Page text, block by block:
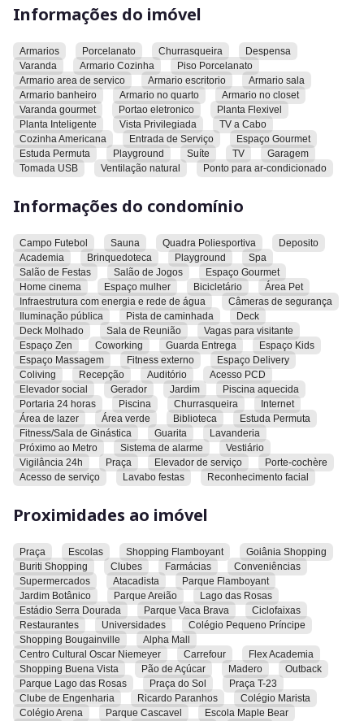
propostas.
Convidamos você a conhecer este imóvel e explorar todas as
suas características e comodidades.
Informações do imóvel
Armarios Porcelanato Churrasqueira
Despensa
Varanda
Armario Cozinha
Piso Porcelanato
Armario area de servico
Armario escritorio
Armario sala
Armario banheiro
Armario no quarto
Armario no closet
Varanda gourmet
Portao eletronico
Planta Flexivel
Planta Inteligente
Vista Privilegiada
TV a Cabo
Cozinha Americana
Entrada de Serviço
Espaço Gourmet
Estuda Permuta
Playground Suíte TV
Garagem
Tomada USB
Ventilação natural Ponto para ar-condicionado
Informações do condomínio
Campo Futebol Sauna Quadra Poliesportiva
Deposito
Academia
Brinquedoteca Playground
Spa
Salão de Festas
Salão de Jogos
Espaço Gourmet
Home cinema
Espaço mulher Bicicletário
Área Pet
Infraestrutura com energia e rede de água
Câmeras de segurança
Iluminação pública
Pista de caminhada
Deck
Deck Molhado
Sala de Reunião
Vagas para visitante
Espaço Zen
Coworking Guarda Entrega
Espaço Kids
Espaço Massagem
Fitness externo
Espaço Delivery
Coliving
Recepção Auditório
Acesso PCD
Elevador social
Gerador Jardim
Piscina aquecida
Portaria 24 horas
Piscina Churrasqueira
Internet
Área de lazer
Área verde Biblioteca
Estuda Permuta
Fitness/Sala de Ginástica
Guarita
Lavanderia
Próximo ao Metro
Sistema de alarme
Vestiário
Vigilância 24h
Praça Elevador de serviço
Porte-cochère
Acesso de serviço
Lavabo festas Reconhecimento facial
Proximidades ao imóvel
Praça Escolas Shopping Flamboyant
Goiânia Shopping
Buriti Shopping
Clubes Farmácias
Conveniências
Supermercados
Atacadista
Parque Flamboyant
Jardim Botânico
Parque Areião
Lago das Rosas
Estádio Serra Dourada
Parque Vaca Brava
Ciclofaixas
Restaurantes
Universidades
Colégio Pequeno Príncipe
Shopping Bougainville
Alpha Mall
Centro Cultural Oscar Niemeyer
Carrefour
Flex Academia
Shopping Buena Vista
Pão de Açúcar Madero
Outback
Parque Lago das Rosas
Praça do Sol
Praça T-23
Clube de Engenharia
Ricardo Paranhos
Colégio Marista
Colégio Arena
Parque Cascavel
Escola Maple Bear